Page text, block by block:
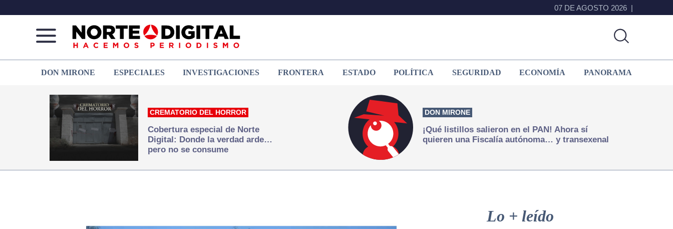
07 DE AGOSTO 2026
de
Juárez
que
hacemos periodismo
DON MIRONE ESPECIALES INVESTIGACIONES FRONTERA ESTADO POLÍTICA SEGURIDAD ECONOMÍA PANORAMA
CREMATORIO DEL HORROR
Cobertura especial de Norte
Digital: Donde la verdad arde…
pero no se consume
DON MIRONE
¡Qué listillos salieron en el PAN! Ahora sí
quieren una Fiscalía autónoma… y transexenal
Sidebar
Lo + leído